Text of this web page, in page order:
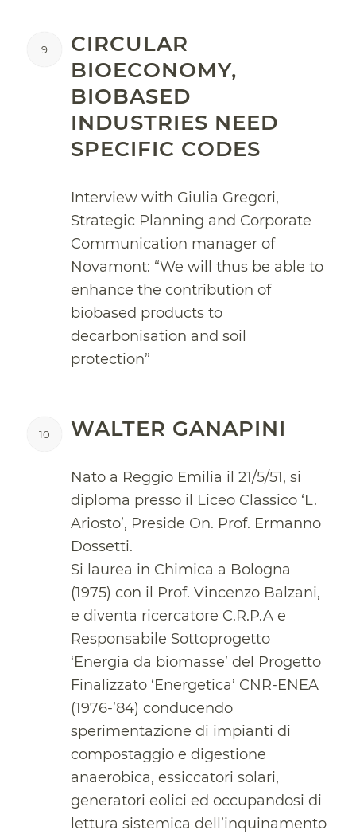
9
CIRCULAR
BIOECONOMY,
BIOBASED
INDUSTRIES NEED
SPECIFIC CODES
Interview with Giulia Gregori,
Strategic Planning and Corporate
Communication manager of
Novamont: “We will thus be able to
enhance the contribution of
biobased products to
decarbonisation and soil
protection”
10 WALTER GANAPINI
Nato a Reggio Emilia il 21/5/51, si
diploma presso il Liceo Classico ‘L.
Ariosto’, Preside On. Prof. Ermanno
Dossetti.
Si laurea in Chimica a Bologna
(1975) con il Prof. Vincenzo Balzani,
e diventa ricercatore C.R.P.A e
Responsabile Sottoprogetto
‘Energia da biomasse’ del Progetto
Finalizzato ‘Energetica’ CNR-ENEA
(1976-’84) conducendo
sperimentazione di impianti di
compostaggio e digestione
anaerobica, essiccatori solari,
generatori eolici ed occupandosi di
lettura sistemica dell’inquinamento